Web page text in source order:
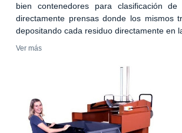
bien contenedores para clasificación
directamente prensas donde los mismos
depositando cada residuo directamente en
Ver más